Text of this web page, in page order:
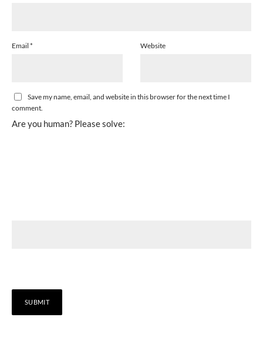
Email * Website
Save my name, email, and website in this browser for the next time I
comment.
Are you human? Please solve: